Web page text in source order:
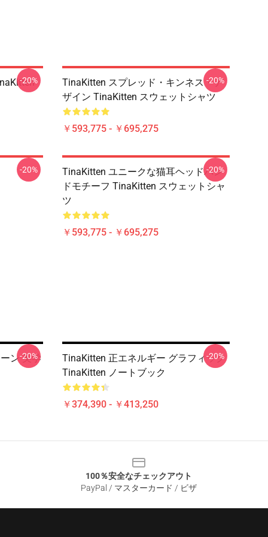
-20%
TinaKitten スプレッド・キンネス・デ
ザイン TinaKitten スウェットシャツ
￥593,775 - ￥695,275
-20%
-20%
TinaKitten ユニークな猫耳ヘッドバン
ドモチーフ TinaKitten スウェットシャ
ツ
￥593,775 - ￥695,275
-20%
ン 美学
-20%
TinaKitten 正エネルギー グラフィック
TinaKitten ノートブック
￥374,390 - ￥413,250
-20%
100％安全なチェックアウト
PayPal / マスターカード / ビザ